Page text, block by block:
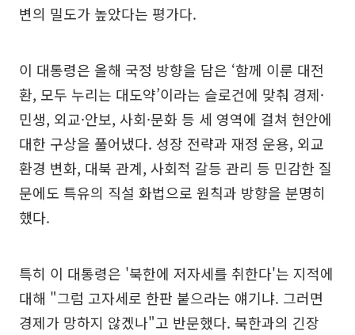
변의 밀도가 높았다는 평가다.
이 대통령은 올해 국정 방향을 담은 ‘함께 이룬 대전
환, 모두 누리는 대도약’이라는 슬로건에 맞춰 경제·
민생, 외교·안보, 사회·문화 등 세 영역에 걸쳐 현안에
대한 구상을 풀어냈다. 성장 전략과 재정 운용, 외교
환경 변화, 대북 관계, 사회적 갈등 관리 등 민감한 질
문에도 특유의 직설 화법으로 원칙과 방향을 분명히
했다.
특히 이 대통령은 '북한에 저자세를 취한다'는 지적에
대해 "그럼 고자세로 한판 붙으라는 얘기냐. 그러면
경제가 망하지 않겠나"고 반문했다. 북한과의 긴장